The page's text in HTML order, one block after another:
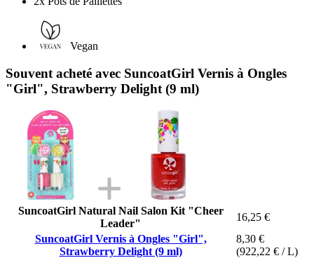
Vegan
Souvent acheté avec SuncoatGirl Vernis à Ongles
"Girl", Strawberry Delight (9 ml)
SuncoatGirl Natural Nail Salon Kit "Cheer
Leader"
16,25 €
SuncoatGirl Vernis à Ongles "Girl",
Strawberry Delight (9 ml)
8,30 €
(922,22 € / L)